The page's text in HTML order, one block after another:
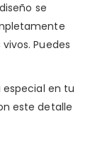
se
Puedes
especial en tu
este detalle